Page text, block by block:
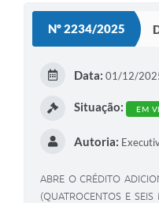
Nº 2234/2025
Data: 01/12/
Situação: EM
Autoria:
ABRE O CRÉDITO
(QUATROCENTOS E